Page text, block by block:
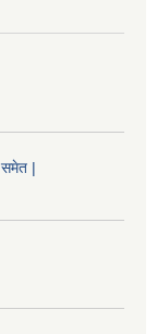
समेत |